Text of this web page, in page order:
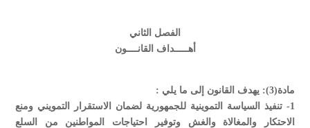
الفصل الثاني
أهـــــداف القانــــون
مادة(3): يهدف القانون إلى ما يلي :
1- تنفيذ السياسة التموينية للجمهورية لضمان الاستقرار التمويني ومنع
الاحتكار والمغالاة والغش وتوفير احتياجات المواطنين من السلع